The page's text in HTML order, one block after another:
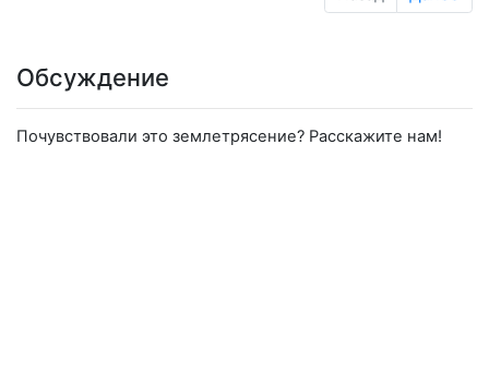
Обсуждение
Почувствовали это землетрясение? Расскажите нам!